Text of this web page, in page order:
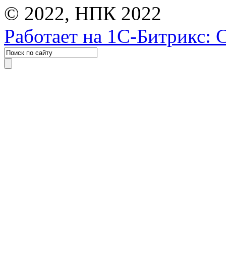
© 2022, НПК 2022
Работает на 1С-Битрикс: